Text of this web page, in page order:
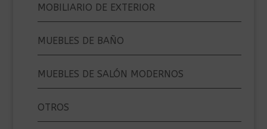
MOBILIARIO DE EXTERIOR
MUEBLES DE BAÑO
MUEBLES DE SALÓN MODERNOS
OTROS